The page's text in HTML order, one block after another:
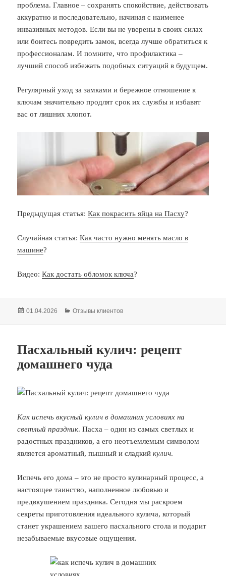
проблема. Главное – сохранять спокойствие, действовать
аккуратно и последовательно, начиная с наименее
инвазивных методов. Если вы не уверены в своих силах
или боитесь повредить замок, всегда лучше обратиться к
профессионалам. И помните, что профилактика –
лучший способ избежать подобных ситуаций в будущем.
Регулярный уход за замками и бережное отношение к
ключам значительно продлят срок их службы и избавят
вас от лишних хлопот.
Предыдущая статья:Как покрасить яйца на Пасху?
Случайная статья:Как часто нужно менять масло в
машине?
Видео:Как достать обломок ключа?
Опубликовано
01.04.2026 Рубрики
Отзывы клиентов
Пасхальный кулич: рецепт
домашнего чуда
Как испечь вкусный кулич в домашних условиях на
светлый праздник. Пасха – один из самых светлых и
радостных праздников, а его неотъемлемым символом
является ароматный, пышный и сладкийкулич.
Испечь его дома – это не просто кулинарный процесс, а
настоящее таинство, наполненное любовью и
предвкушением праздника. Сегодня мы раскроем
секреты приготовления идеального кулича, который
станет украшением вашего пасхального стола и подарит
незабываемые вкусовые ощущения.